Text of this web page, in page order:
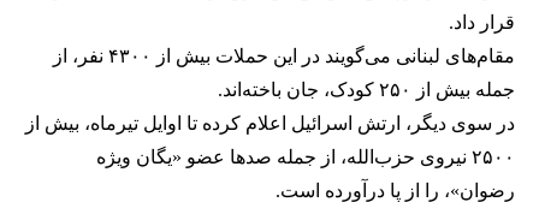
قرار داد.
مقام‌های لبنانی می‌گویند در این حملات بیش از ۴۳۰۰ نفر، از
جمله بیش از ۲۵۰ کودک، جان باخته‌اند.
در سوی دیگر، ارتش اسرائیل اعلام کرده تا اوایل تیرماه، بیش از
۲۵۰۰ نیروی حزب‌الله، از جمله صدها عضو «یگان ویژه
رضوان»، را از پا درآورده است.